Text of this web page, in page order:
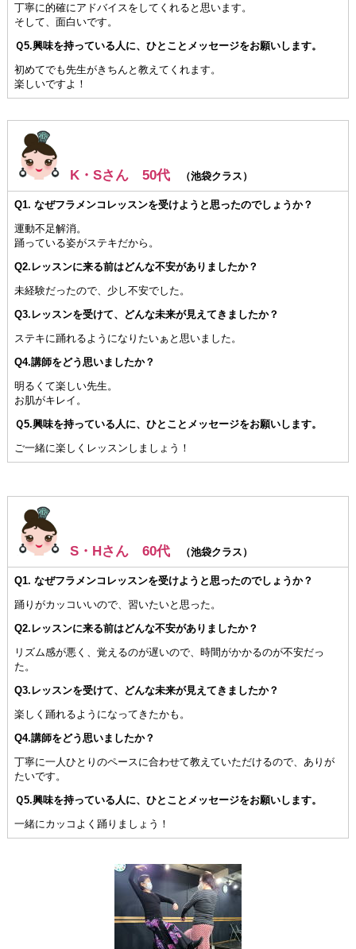
丁寧に的確にアドバイスをしてくれると思います。
そして、面白いです。
Ｑ5.興味を持っている人に、ひとことメッセージをお願いします。
初めてでも先生がきちんと教えてくれます。
楽しいですよ！
K・Sさん 50代（池袋クラス）
Q1. なぜフラメンコレッスンを受けようと思ったのでしょうか？
運動不足解消。
踊っている姿がステキだから。
Q2.レッスンに来る前はどんな不安がありましたか？
未経験だったので、少し不安でした。
Q3.レッスンを受けて、どんな未来が見えてきましたか？
ステキに踊れるようになりたいぁと思いました。
Q4.講師をどう思いましたか？
明るくて楽しい先生。
お肌がキレイ。
Ｑ5.興味を持っている人に、ひとことメッセージをお願いします。
ご一緒に楽しくレッスンしましょう！
S・Hさん 60代（池袋クラス）
Q1. なぜフラメンコレッスンを受けようと思ったのでしょうか？
踊りがカッコいいので、習いたいと思った。
Q2.レッスンに来る前はどんな不安がありましたか？
リズム感が悪く、覚えるのが遅いので、時間がかかるのが不安だっ
た。
Q3.レッスンを受けて、どんな未来が見えてきましたか？
楽しく踊れるようになってきたかも。
Q4.講師をどう思いましたか？
丁寧に一人ひとりのペースに合わせて教えていただけるので、ありが
たいです。
Ｑ5.興味を持っている人に、ひとことメッセージをお願いします。
一緒にカッコよく踊りましょう！